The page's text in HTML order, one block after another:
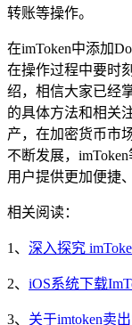
转账等操作。
在imToken中添加
在操作过程中要时
绍，相信大家已经
的具体方法和相关
产，在加密货币市
不断发展，
用户提供更加便捷
相关阅读：
1、 深入探究
2、 iOS系统下载
3、 关于imtoken卖